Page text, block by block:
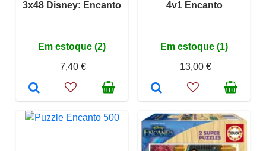
3x48 Disney: Encanto
Em estoque (2)
7,40 €
4v1 Encanto
Em estoque (1)
13,00 €